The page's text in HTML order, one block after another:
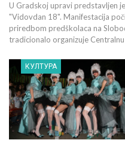
U Gradskoj upravi predstavljen
"Vidovdan 18". Manifestacija
priredbom predškolaca na
tradicionalo organizuje
КУЛТУРА